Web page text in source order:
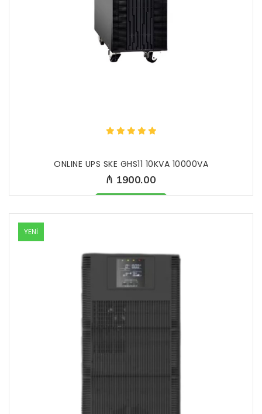
ONLINE UPS SKE GHS11 10KVA 10000VA
₼ 1900.00
Məhsul mövcüddur
YENİ